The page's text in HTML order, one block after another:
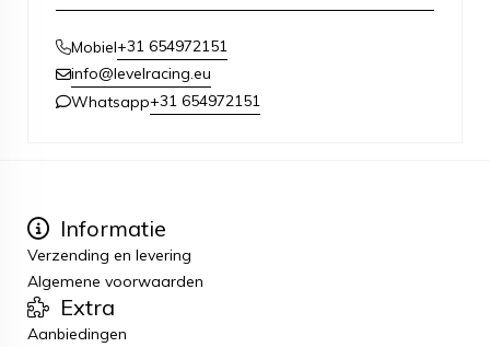
Mobiel+31 654972151
info@levelracing.eu
Whatsapp+31 654972151
Informatie
Verzending en levering
Algemene voorwaarden
Extra
Aanbiedingen